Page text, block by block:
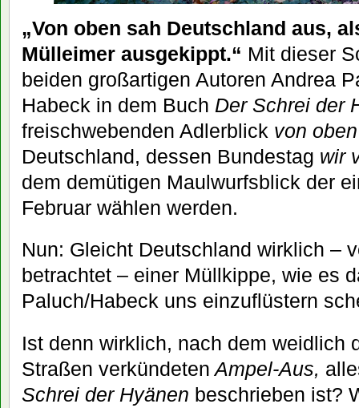
„Von oben sah Deutschland aus,
Mülleimer ausgekippt.“ Mit dieser
beiden großartigen Autoren Andrea
Habeck in dem Buch Der Schrei der
freischwebenden Adlerblick von oben
Deutschland, dessen Bundestag wir
dem demütigen Maulwurfsblick der
Februar wählen werden.
Nun: Gleicht Deutschland wirklich –
betrachtet – einer Müllkippe, wie es
Paluch/Habeck uns einzuflüstern
Ist denn wirklich, nach dem weidlich
Straßen verkündeten Ampel-Aus,
Schrei der Hyänen beschrieben ist?